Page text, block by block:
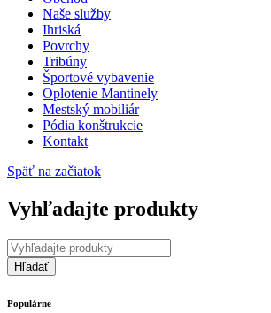
Naše služby
Ihriská
Povrchy
Tribúny
Športové vybavenie
Oplotenie Mantinely
Mestský mobiliár
Pódia konštrukcie
Kontakt
Späť na začiatok
Vyhľadajte produkty
Populárne